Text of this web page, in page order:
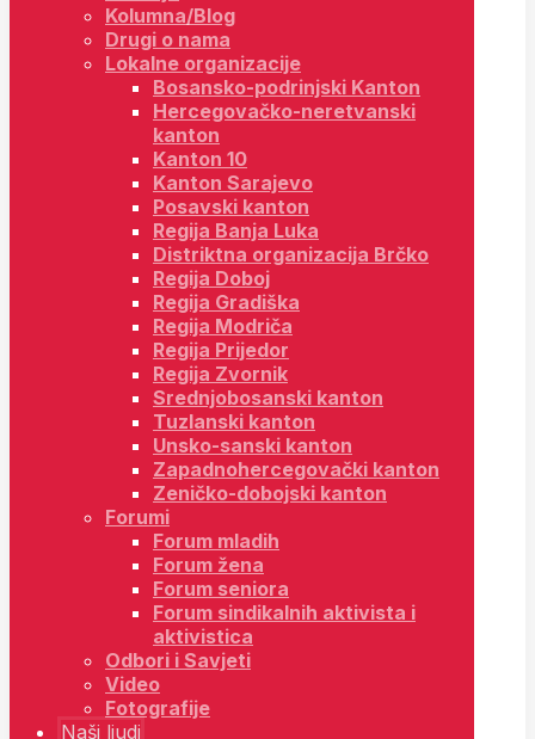
Kolumna/Blog
Drugi o nama
Lokalne organizacije
Bosansko-podrinjski Kanton
Hercegovačko-neretvanski
kanton
Kanton 10
Kanton Sarajevo
Posavski kanton
Regija Banja Luka
Distriktna organizacija Brčko
Regija Doboj
Regija Gradiška
Regija Modriča
Regija Prijedor
Regija Zvornik
Srednjobosanski kanton
Tuzlanski kanton
Unsko-sanski kanton
Zapadnohercegovački kanton
Zeničko-dobojski kanton
Forumi
Forum mladih
Forum žena
Forum seniora
Forum sindikalnih aktivista i
aktivistica
Odbori i Savjeti
Video
Fotografije
Naši ljudi